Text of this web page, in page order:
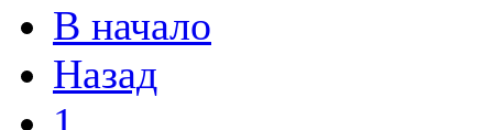
В начало
Назад